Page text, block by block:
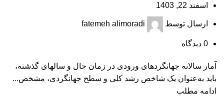
اسفند 22, 1403
ارسال توسط fatemeh alimoradi
0 دیدگاه
آمار سالانه جهانگردهای ورودی در زمان حال و سال‎های گذشته،
باید به‌عنوان یک شاخص رشد کلی و سطح جهانگردی، مشخص...
ادامه مطلب